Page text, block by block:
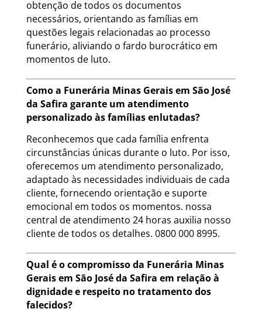
obtenção de todos os documentos
necessários, orientando as famílias em
questões legais relacionadas ao processo
funerário, aliviando o fardo burocrático em
momentos de luto.
Como a Funerária Minas Gerais em São José
da Safira garante um atendimento
personalizado às famílias enlutadas?
Reconhecemos que cada família enfrenta
circunstâncias únicas durante o luto. Por isso,
oferecemos um atendimento personalizado,
adaptado às necessidades individuais de cada
cliente, fornecendo orientação e suporte
emocional em todos os momentos. nossa
central de atendimento 24 horas auxilia nosso
cliente de todos os detalhes. 0800 000 8995.
Qual é o compromisso da Funerária Minas
Gerais em São José da Safira em relação à
dignidade e respeito no tratamento dos
falecidos?